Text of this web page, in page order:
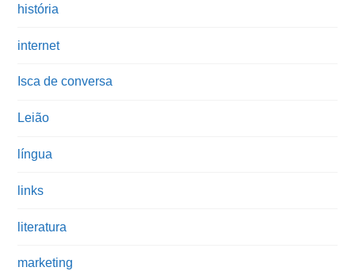
história
internet
Isca de conversa
Leião
língua
links
literatura
marketing